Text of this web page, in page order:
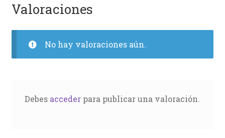
Valoraciones
No hay valoraciones aún.
Debes accederpara publicar una valoración.